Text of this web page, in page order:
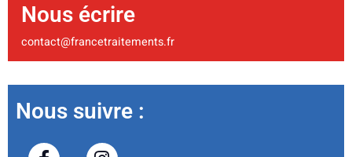
Nous écrire
contact@francetraitements.fr
Nous suivre :